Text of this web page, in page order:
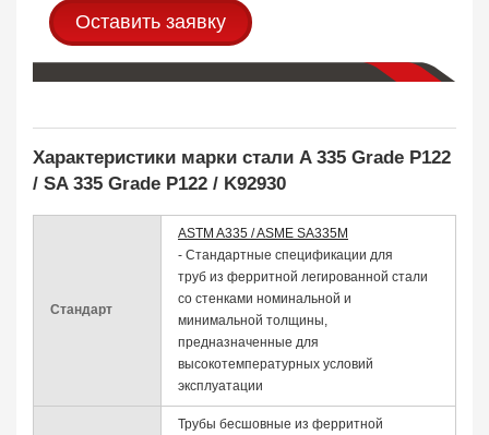
Оставить заявку
Характеристики марки стали A 335 Grade P122
/ SA 335 Grade P122 / K92930
Стандарт
ASTM A335 / ASME SA335M
- Стандартные спецификации для
труб из ферритной легированной стали
со стенками номинальной и
минимальной толщины,
предназначенные для
высокотемпературных условий
эксплуатации
Трубы бесшовные из ферритной